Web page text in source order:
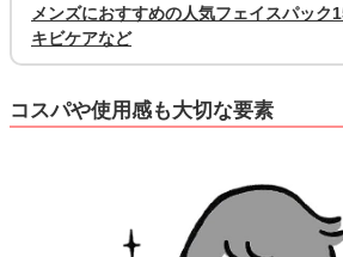
メンズにおすすめの人気フェイスパック
キビケアなど
コスパや使用感も大切な要素